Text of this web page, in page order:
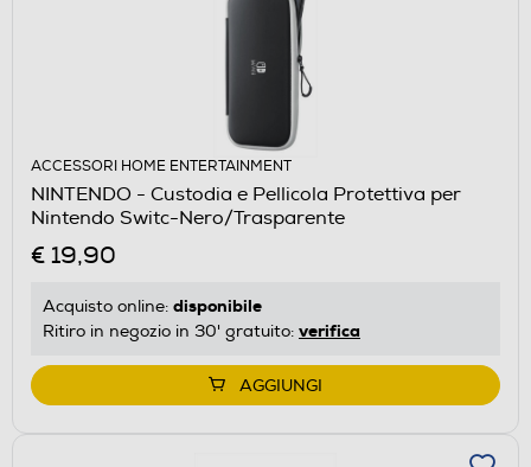
ACCESSORI HOME ENTERTAINMENT
NINTENDO - Custodia e Pellicola Protettiva per
Nintendo Switc-Nero/Trasparente
€ 19,90
Acquisto online: disponibile
Ritiro in negozio in 30' gratuito: verifica
AGGIUNGI